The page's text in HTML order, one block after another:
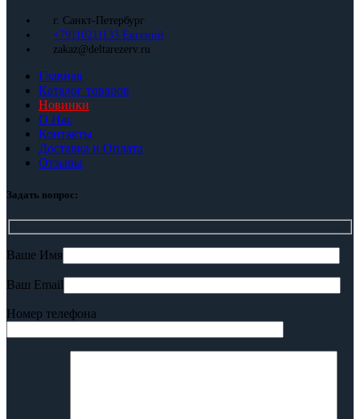
г. Санкт-Петербург
+79110211133 Евгений
zakaz@deltarezerv.ru
Главная
Каталог товаров
Новинки
О Нас
Контакты
Доставка и Оплата
Отзывы
Задать вопрос:
Ваше Имя
Ваш Email
Номер телефона